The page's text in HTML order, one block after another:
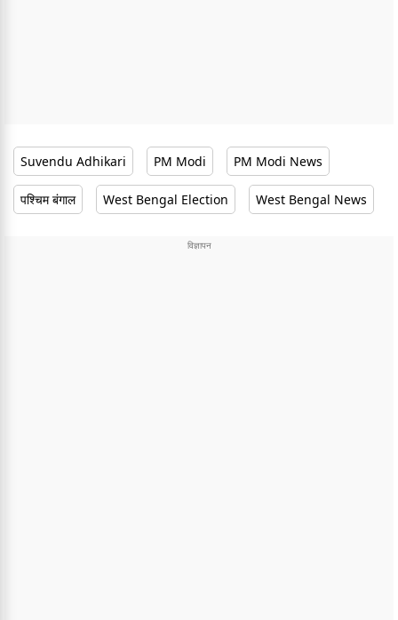
Suvendu Adhikari PM Modi PM Modi News
पश्चिम बंगाल West Bengal Election West Bengal News